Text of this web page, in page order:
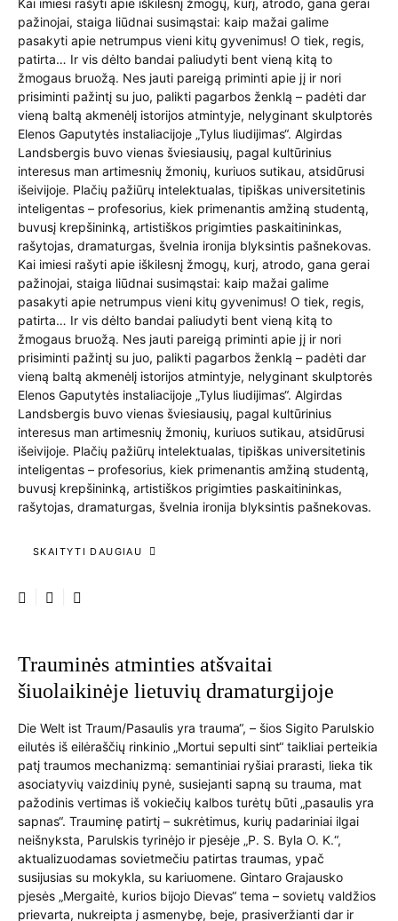
Kai imiesi rašyti apie iškilesnį žmogų, kurį, atrodo, gana gerai
pažinojai, staiga liūdnai susimąstai: kaip mažai galime
pasakyti apie netrumpus vieni kitų gyvenimus! O tiek, regis,
patirta… Ir vis dėlto bandai paliudyti bent vieną kitą to
žmogaus bruožą. Nes jauti pareigą priminti apie jį ir nori
prisiminti pažintį su juo, palikti pagarbos ženklą – padėti dar
vieną baltą akmenėlį istorijos atmintyje, nelyginant skulptorės
Elenos Gaputytės instaliacijoje „Tylus liudijimas“. Algirdas
Landsbergis buvo vienas šviesiausių, pagal kultūrinius
interesus man artimesnių žmonių, kuriuos sutikau, atsidūrusi
išeivijoje. Plačių pažiūrų intelektualas, tipiškas universitetinis
inteligentas – profesorius, kiek primenantis amžiną studentą,
buvusį krepšininką, artistiškos prigimties paskaitininkas,
rašytojas, dramaturgas, švelnia ironija blyksintis pašnekovas.
Kai imiesi rašyti apie iškilesnį žmogų, kurį, atrodo, gana gerai
pažinojai, staiga liūdnai susimąstai: kaip mažai galime
pasakyti apie netrumpus vieni kitų gyvenimus! O tiek, regis,
patirta… Ir vis dėlto bandai paliudyti bent vieną kitą to
žmogaus bruožą. Nes jauti pareigą priminti apie jį ir nori
prisiminti pažintį su juo, palikti pagarbos ženklą – padėti dar
vieną baltą akmenėlį istorijos atmintyje, nelyginant skulptorės
Elenos Gaputytės instaliacijoje „Tylus liudijimas“. Algirdas
Landsbergis buvo vienas šviesiausių, pagal kultūrinius
interesus man artimesnių žmonių, kuriuos sutikau, atsidūrusi
išeivijoje. Plačių pažiūrų intelektualas, tipiškas universitetinis
inteligentas – profesorius, kiek primenantis amžiną studentą,
buvusį krepšininką, artistiškos prigimties paskaitininkas,
rašytojas, dramaturgas, švelnia ironija blyksintis pašnekovas.
SKAITYTI DAUGIAU
Trauminės atminties atšvaitai
šiuolaikinėje lietuvių dramaturgijoje
Die Welt ist Traum/Pasaulis yra trauma“, – šios Sigito Parulskio
eilutės iš eilėraščių rinkinio „Mortui sepulti sint“ taikliai perteikia
patį traumos mechanizmą: semantiniai ryšiai prarasti, lieka tik
asociatyvių vaizdinių pynė, susiejanti sapną su trauma, mat
pažodinis vertimas iš vokiečių kalbos turėtų būti „pasaulis yra
sapnas“. Trauminę patirtį – sukrėtimus, kurių padariniai ilgai
neišnyksta, Parulskis tyrinėjo ir pjesėje „P. S. Byla O. K.“,
aktualizuodamas sovietmečiu patirtas traumas, ypač
susijusias su mokykla, su kariuomene. Gintaro Grajausko
pjesės „Mergaitė, kurios bijojo Dievas“ tema – sovietų valdžios
prievarta, nukreipta į asmenybę, beje, prasiveržianti dar ir